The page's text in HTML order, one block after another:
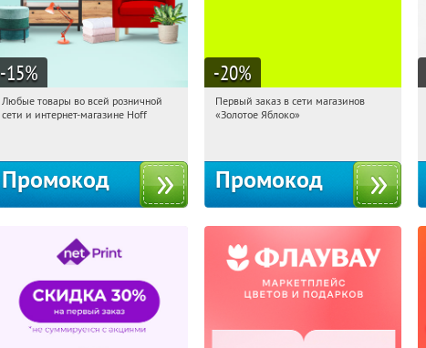
-15%
20:55:04 Получили:
Любые товары во всей розничной
сети и интернет-магазине Hoff
Промокод
-20%
20:55:04
Получи первым!
Первый заказ в сети магазинов
«Золотое Яблоко»
Промокод